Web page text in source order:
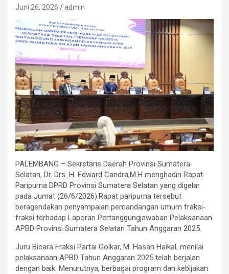
Juni 26, 2026 admin
PALEMBANG – Sekretaris Daerah Provinsi Sumatera
Selatan, Dr. Drs. H. Edward Candra,M.H menghadiri Rapat
Paripurna DPRD Provinsi Sumatera Selatan yang digelar
pada Jumat (26/6/2026).Rapat paripurna tersebut
beragendakan penyampaian pemandangan umum fraksi-
fraksi terhadap Laporan Pertanggungjawaban Pelaksanaan
APBD Provinsi Sumatera Selatan Tahun Anggaran 2025.
Juru Bicara Fraksi Partai Golkar, M. Hasan Haikal, menilai
pelaksanaan APBD Tahun Anggaran 2025 telah berjalan
dengan baik. Menurutnya, berbagai program dan kebijakan